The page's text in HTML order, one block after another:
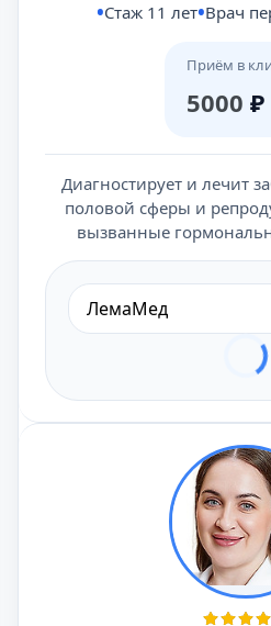
Стаж 11 лет Врач
Приём в
5000 ₽
Диагностирует и лечит
половой сферы и
вызванные
ЛемаМед